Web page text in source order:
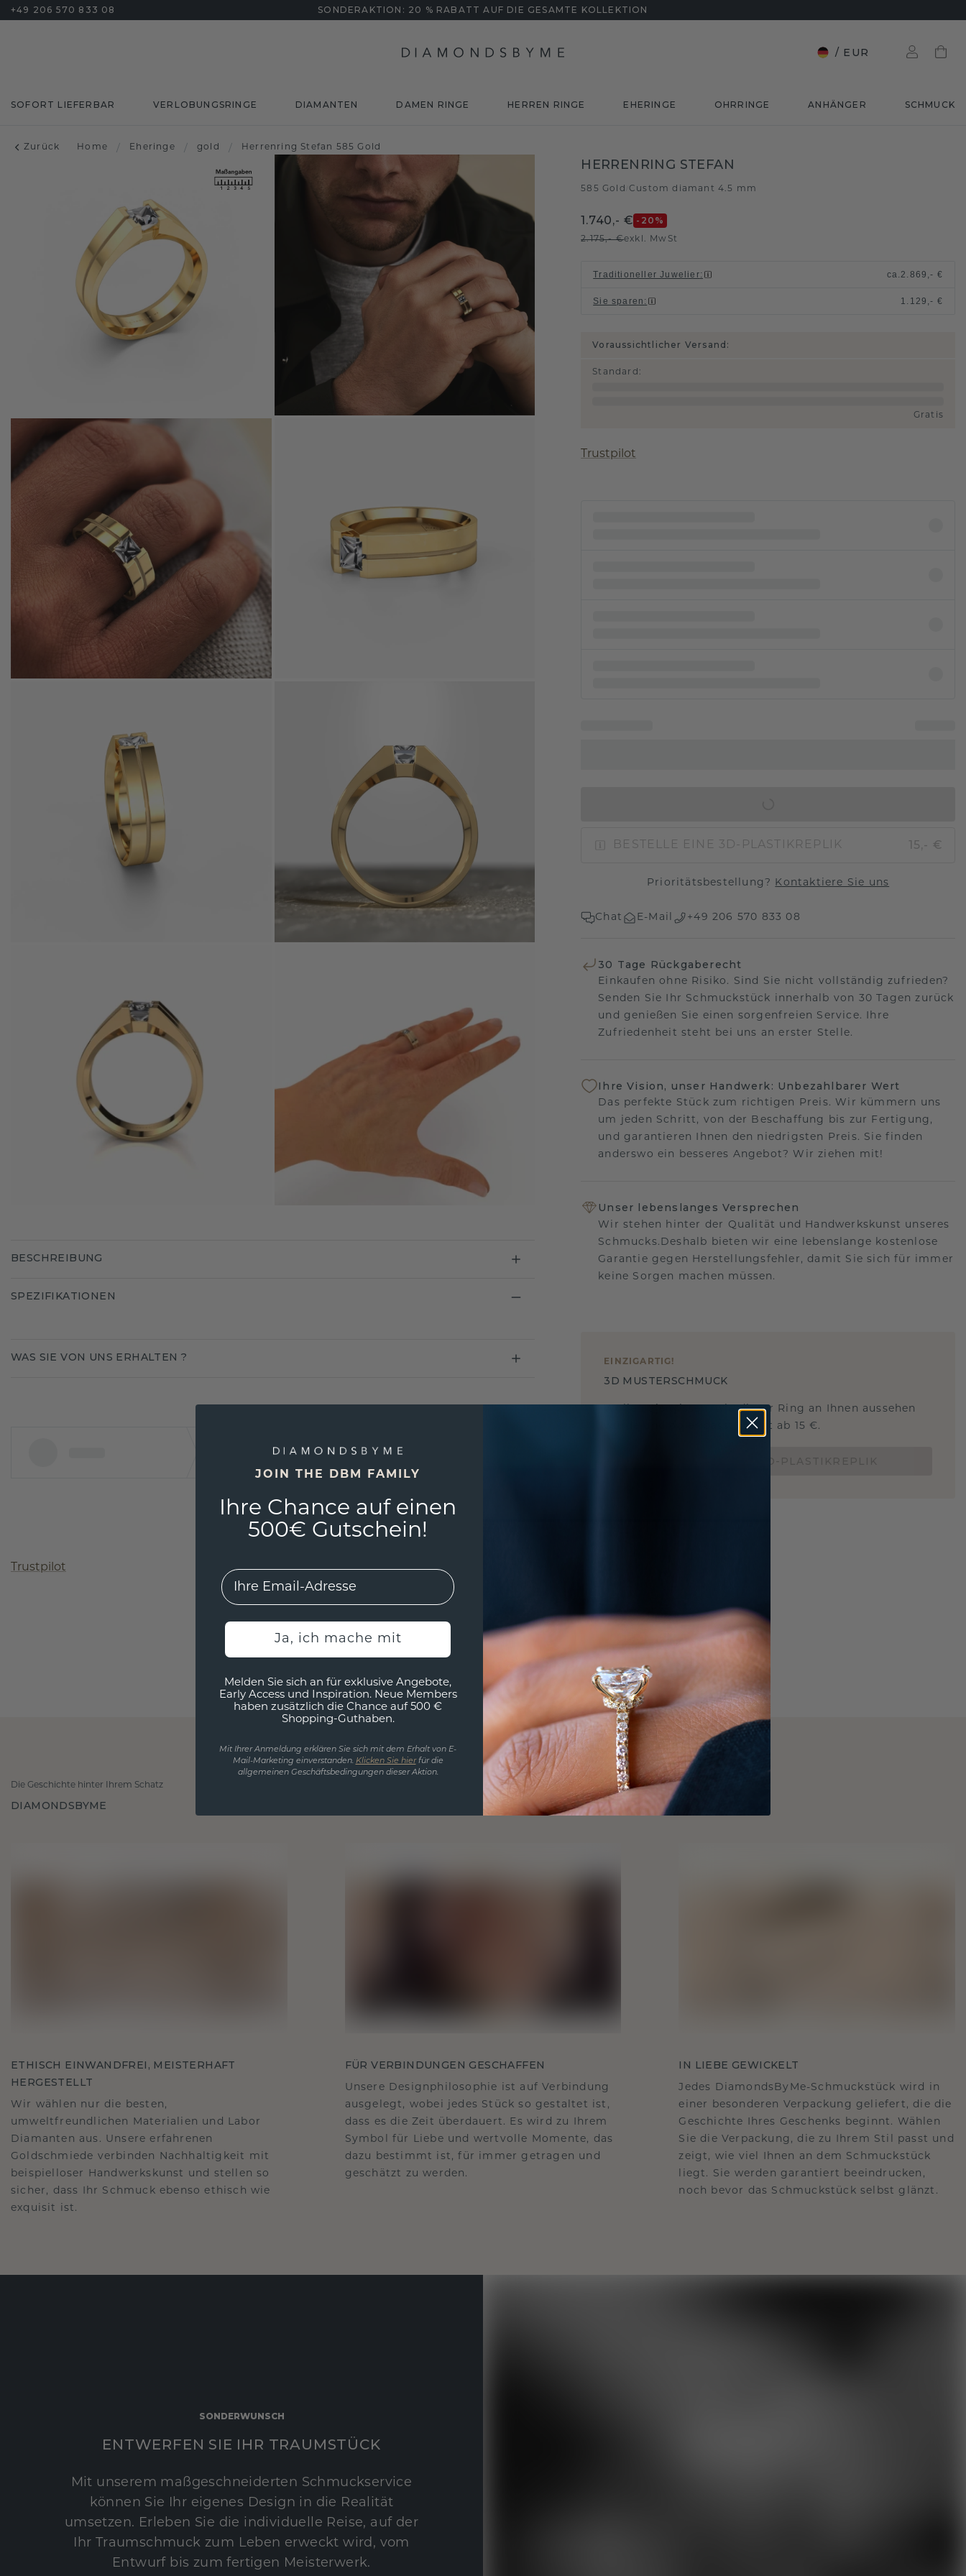
+49 206 570 833 08 SONDERAKTION: 20 % RABATT AUF DIE GESAMTE KOLLEKTION
/ EUR
SOFORT LIEFERBAR VERLOBUNGSRINGE DIAMANTEN DAMEN RINGE HERREN RINGE EHERINGE OHRRINGE ANHÄNGER SCHMUCK
Zurück Home / Eheringe / gold / Herrenring Stefan 585 Gold
HERRENRING STEFAN
585 Gold Custom diamant 4.5 mm
1.740,- € -20 %
2.175,- €exkl. MwSt
Traditioneller Juwelier: ca.2.869,- €
Sie sparen : 1.129,- €
Voraussichtlicher Versand:
Standard :
Gratis
Trustpilot
BESTELLE EINE 3D-PLASTIKREPLIK 15,- €
Prioritätsbestellung? Kontaktiere Sie uns
Chat E-Mail +49 206 570 833 08
30 Tage Rückgaberecht
Einkaufen ohne Risiko. Sind Sie nicht vollständig zufrieden?
Senden Sie Ihr Schmuckstück innerhalb von 30 Tagen zurück
und genießen Sie einen sorgenfreien Service. Ihre
Zufriedenheit steht bei uns an erster Stelle.
Ihre Vision, unser Handwerk: Unbezahlbarer Wert
Das perfekte Stück zum richtigen Preis. Wir kümmern uns
um jeden Schritt, von der Beschaffung bis zur Fertigung,
und garantieren Ihnen den niedrigsten Preis. Sie finden
anderswo ein besseres Angebot? Wir ziehen mit!
Unser lebenslanges Versprechen
Wir stehen hinter der Qualität und Handwerkskunst unseres
Schmucks.Deshalb bieten wir eine lebenslange kostenlose
Garantie gegen Herstellungsfehler, damit Sie sich für immer
keine Sorgen machen müssen.
EINZIGARTIG !
3D MUSTERSCHMUCK
Wollen Sie wissen, wie dieser Ring an Ihnen aussehen
würde und ob er passt? Jetzt ab 15 €.
BESCHREIBUNG
SPEZIFIKATIONEN
WAS SIE VON UNS ERHALTEN ?
Trustpilot
Die Geschichte hinter Ihrem Schatz
DIAMONDSBYME
ETHISCH EINWANDFREI, MEISTERHAFT
HERGESTELLT
Wir wählen nur die besten,
umweltfreundlichen Materialien und Labor
Diamanten aus. Unsere erfahrenen
Goldschmiede verbinden Nachhaltigkeit mit
beispielloser Handwerkskunst und stellen so
sicher, dass Ihr Schmuck ebenso ethisch wie
exquisit ist.
FÜR VERBINDUNGEN GESCHAFFEN
Unsere Designphilosophie ist auf Verbindung
ausgelegt, wobei jedes Stück so gestaltet ist,
dass es die Zeit überdauert. Es wird zu Ihrem
Symbol für Liebe und wertvolle Momente, das
dazu bestimmt ist, für immer getragen und
geschätzt zu werden.
IN LIEBE GEWICKELT
Jedes DiamondsByMe-Schmuckstück wird in
einer besonderen Verpackung geliefert, die die
Geschichte Ihres Geschenks beginnt. Wählen
Sie die Verpackung, die zu Ihrem Stil passt und
zeigt, wie viel Ihnen an dem Schmuckstück
liegt. Sie werden garantiert beeindrucken,
noch bevor das Schmuckstück selbst glänzt.
SONDERWUNSCH
ENTWERFEN SIE IHR TRAUMSTÜCK
Mit unserem maßgeschneiderten Schmuckservice
können Sie Ihr eigenes Design in die Realität
umsetzen. Erleben Sie die individuelle Reise, auf der
Ihr Traumschmuck zum Leben erweckt wird, vom
Entwurf bis zum fertigen Meisterwerk.
JOIN THE DBM FAMILY
Ihre Chance auf einen
500€ Gutschein!
EMail
Ja, ich mache mit
Melden Sie sich an für exklusive Angebote,
Early Access und Inspiration. Neue Members
haben zusätzlich die Chance auf 500 €
Shopping-Guthaben.
Mit Ihrer Anmeldung erklären Sie sich mit dem Erhalt von E-
Mail-Marketing einverstanden. Klicken Sie hierfür die
allgemeinen Geschäftsbedingungen dieser Aktion.